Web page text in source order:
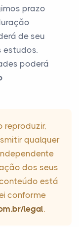
prazo
de seu
estudos.
poderá
reproduzir,
qualquer
dos seus
está
conforme
legal.